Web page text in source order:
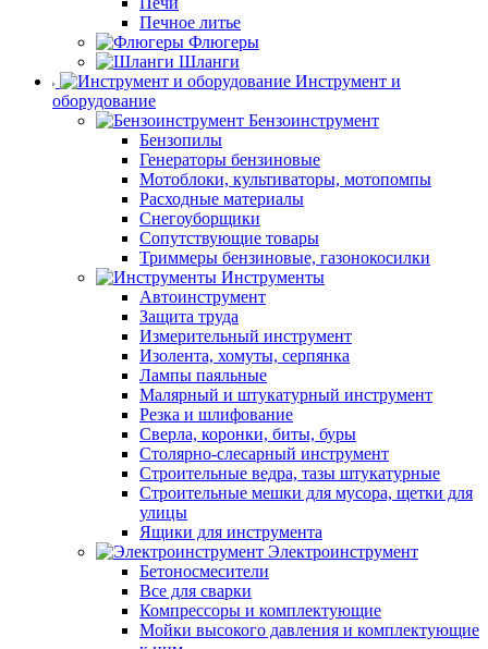
Печное литье
Флюгеры
Шланги
Инструмент и
оборудование
Бензоинструмент
Бензопилы
Генераторы бензиновые
Мотоблоки, культиваторы, мотопомпы
Расходные материалы
Снегоуборщики
Сопутствующие товары
Триммеры бензиновые, газонокосилки
Инструменты
Автоинструмент
Защита труда
Измерительный инструмент
Изолента, хомуты, серпянка
Лампы паяльные
Малярный и штукатурный инструмент
Резка и шлифование
Сверла, коронки, биты, буры
Столярно-слесарный инструмент
Строительные ведра, тазы штукатурные
Строительные мешки для мусора, щетки для
улицы
Ящики для инструмента
Электроинструмент
Бетоносмесители
Все для сварки
Компрессоры и комплектующие
Мойки высокого давления и комплектующие